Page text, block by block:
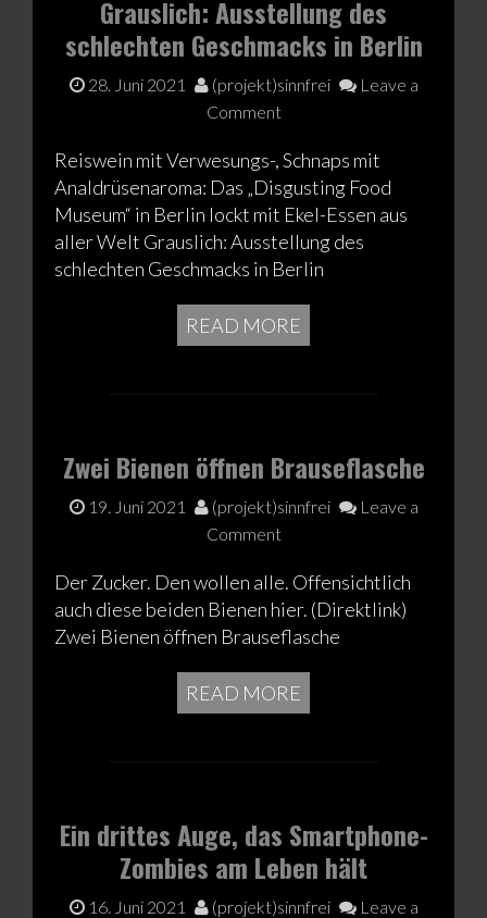
Grauslich: Ausstellung des
schlechten Geschmacks in Berlin
28. Juni 2021 (projekt)sinnfrei
Leave a
Comment
Reiswein mit Verwesungs-, Schnaps mit
Analdrüsenaroma: Das „Disgusting Food
Museum“ in Berlin lockt mit Ekel-Essen aus
aller Welt Grauslich: Ausstellung des
schlechten Geschmacks in Berlin
READ MORE
Zwei Bienen öffnen Brauseflasche
19. Juni 2021 (projekt)sinnfrei
Leave a
Comment
Der Zucker. Den wollen alle. Offensichtlich
auch diese beiden Bienen hier. (Direktlink)
Zwei Bienen öffnen Brauseflasche
READ MORE
Ein drittes Auge, das Smartphone-
Zombies am Leben hält
16. Juni 2021 (projekt)sinnfrei
Leave a